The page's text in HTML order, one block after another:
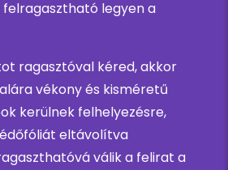
legyen a
ragasztóval kéred, akkor
vékony és kisméretű
kerülnek felhelyezésre,
eltávolítva
válik a felirat a